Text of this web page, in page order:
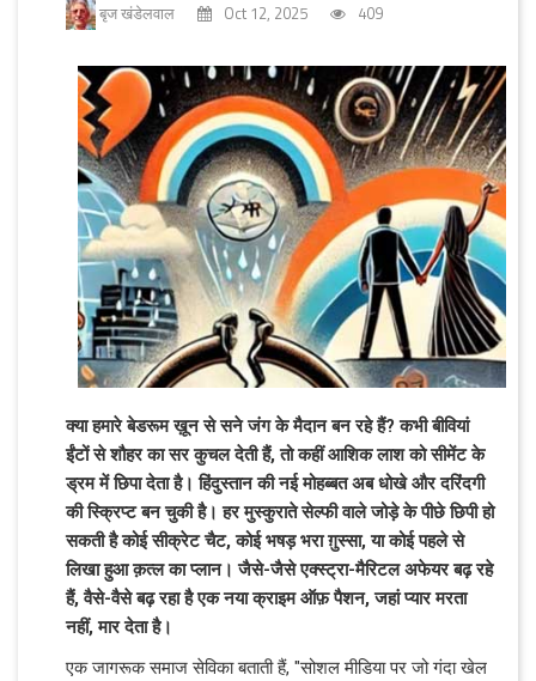
बृज खंडेलवाल Oct 12, 2025 409
क्या हमारे बेडरूम ख़ून से सने जंग के मैदान बन रहे हैं? कभी बीवियां
ईंटों से शौहर का सर कुचल देती हैं, तो कहीं आशिक लाश को सीमेंट के
ड्रम में छिपा देता है। हिंदुस्तान की नई मोहब्बत अब धोखे और दरिंदगी
की स्क्रिप्ट बन चुकी है। हर मुस्कुराते सेल्फी वाले जोड़े के पीछे छिपी हो
सकती है कोई सीक्रेट चैट, कोई भषड़ भरा ग़ुस्सा, या कोई पहले से
लिखा हुआ क़त्ल का प्लान। जैसे-जैसे एक्स्ट्रा-मैरिटल अफेयर बढ़ रहे
हैं, वैसे-वैसे बढ़ रहा है एक नया क्राइम ऑफ़ पैशन, जहां प्यार मरता
नहीं, मार देता है।
एक जागरूक समाज सेविका बताती हैं, "सोशल मीडिया पर जो गंदा खेल